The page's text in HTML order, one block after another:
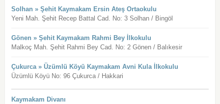
Solhan » Şehit Kaymakam Ersin Ateş Ortaokulu
Yeni Mah. Şehit Recep Battal Cad. No: 3 Solhan / Bingöl
Gönen » Şehit Kaymakam Rahmi Bey İlkokulu
Malkoç Mah. Şehit Rahmi Bey Cad. No: 2 Gönen / Balıkesir
Çukurca » Üzümlü Köyü Kaymakam Avni Kula İlkokulu
Üzümlü Köyü No: 96 Çukurca / Hakkari
Kaymakam Divanı